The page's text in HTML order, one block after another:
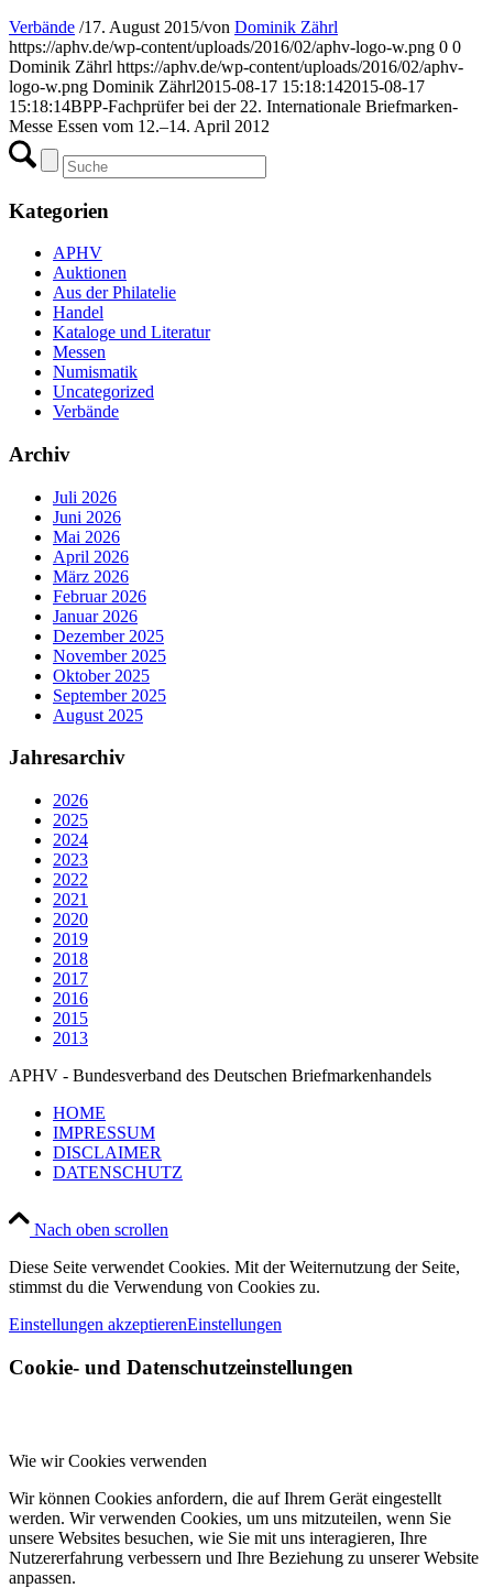
Verbände /17. August 2015/von Dominik Zährl
https://aphv.de/wp-content/uploads/2016/02/aphv-logo-w.png 0 0
Dominik Zährl https://aphv.de/wp-content/uploads/2016/02/aphv-
logo-w.png Dominik Zährl2015-08-17 15:18:142015-08-17
15:18:14BPP-Fachprüfer bei der 22. Internationale Briefmarken-
Messe Essen vom 12.–14. April 2012
Kategorien
APHV
Auktionen
Aus der Philatelie
Handel
Kataloge und Literatur
Messen
Numismatik
Uncategorized
Verbände
Archiv
Juli 2026
Juni 2026
Mai 2026
April 2026
März 2026
Februar 2026
Januar 2026
Dezember 2025
November 2025
Oktober 2025
September 2025
August 2025
Jahresarchiv
2026
2025
2024
2023
2022
2021
2020
2019
2018
2017
2016
2015
2013
APHV - Bundesverband des Deutschen Briefmarkenhandels
HOME
IMPRESSUM
DISCLAIMER
DATENSCHUTZ
Nach oben scrollen
Diese Seite verwendet Cookies. Mit der Weiternutzung der Seite,
stimmst du die Verwendung von Cookies zu.
Einstellungen akzeptierenEinstellungen
Cookie- und Datenschutzeinstellungen
Wie wir Cookies verwenden
Wir können Cookies anfordern, die auf Ihrem Gerät eingestellt
werden. Wir verwenden Cookies, um uns mitzuteilen, wenn Sie
unsere Websites besuchen, wie Sie mit uns interagieren, Ihre
Nutzererfahrung verbessern und Ihre Beziehung zu unserer Website
anpassen.